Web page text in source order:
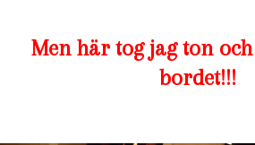
Men här tog jag ton
bordet!!!